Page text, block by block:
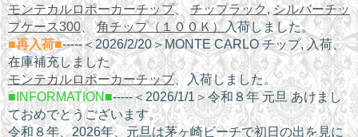
モンテカルロポーカーチップ、チップラック,シルバーチッ
プケース300、角チップ（１００Ｋ） 入荷しました。
■再入荷■-----＜2026/2/20＞MONTE CARLO チップ, 入荷、
在庫補充しました
モンテカルロポーカーチップ、入荷しました。
■INFORMATION■-----＜2026/1/1＞令和８年 元旦あけまし
ておめでとうございます。
令和８年、2026年、元旦は茅ヶ崎ビーチで初日の出を見に